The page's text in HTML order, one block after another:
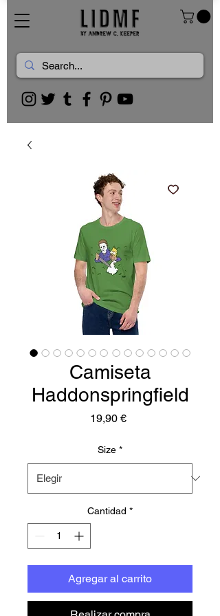
Camiseta
Haddonspringfield
19,90 €Precio
Size *
Cantidad *
Agregar al carrito